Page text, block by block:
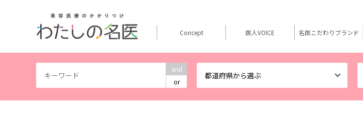
and
or
都道府県から選ぶ
Concept 医人VOICE 名医こだわりブランド